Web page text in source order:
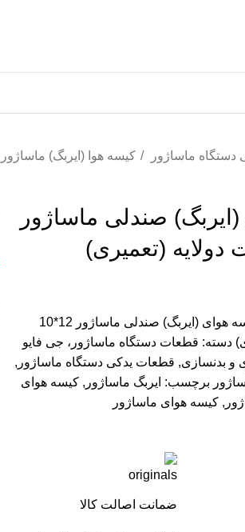
ماساژور کیسه هوا (ایربگ) ماساژور
صندلی ماساژور
کیسه هوای (ایربگ) صندلی ماساژور 12*10
دسته: قطعات دستگاه ماساژور، جی فایو
و بدنسازی, قطعات یدکی دستگاه ماساژور ,
برچسب: ایربگ ماساژور , کیسه هوای
, کیسه هوای ماساژور
ضمانت اصالت کالا